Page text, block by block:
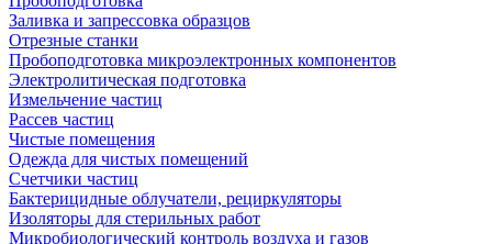
Заливка и запрессовка образцов
Отрезные станки
Пробоподготовка микроэлектронных компонентов
Электролитическая подготовка
Измельчение частиц
Рассев частиц
Чистые помещения
Одежда для чистых помещений
Счетчики частиц
Бактерицидные облучатели, рециркуляторы
Изоляторы для стерильных работ
Микробиологический контроль воздуха и газов